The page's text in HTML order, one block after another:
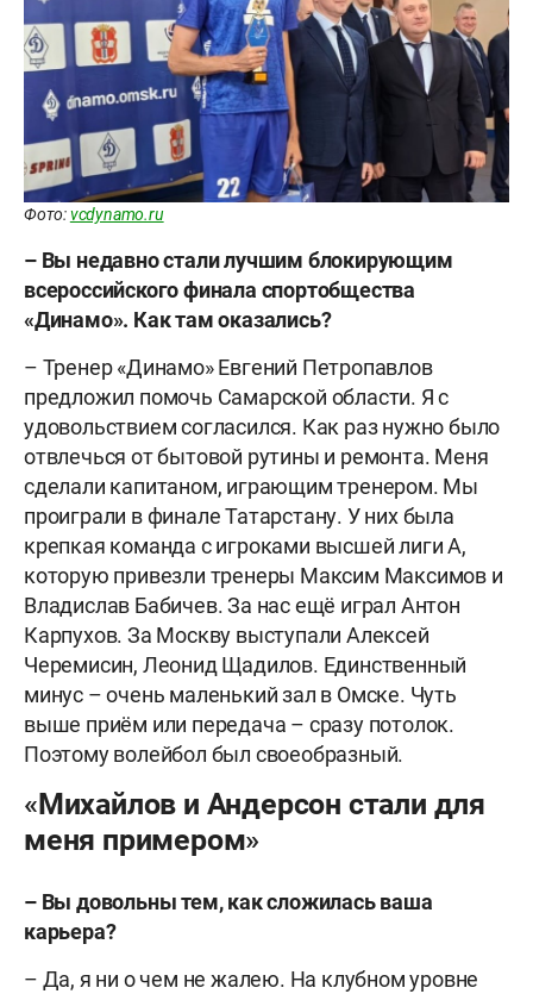
Фото:vcdynamo.ru
– Вы недавно стали лучшим блокирующим
всероссийского финала спортобщества
«Динамо». Как там оказались?
– Тренер «Динамо» Евгений Петропавлов
предложил помочь Самарской области. Я с
удовольствием согласился. Как раз нужно было
отвлечься от бытовой рутины и ремонта. Меня
сделали капитаном, играющим тренером. Мы
проиграли в финале Татарстану. У них была
крепкая команда с игроками высшей лиги А,
которую привезли тренеры Максим Максимов и
Владислав Бабичев. За нас ещё играл Антон
Карпухов. За Москву выступали Алексей
Черемисин, Леонид Щадилов. Единственный
минус – очень маленький зал в Омске. Чуть
выше приём или передача – сразу потолок.
Поэтому волейбол был своеобразный.
«Михайлов и Андерсон стали для
меня примером»
– Вы довольны тем, как сложилась ваша
карьера?
– Да, я ни о чем не жалею. На клубном уровне